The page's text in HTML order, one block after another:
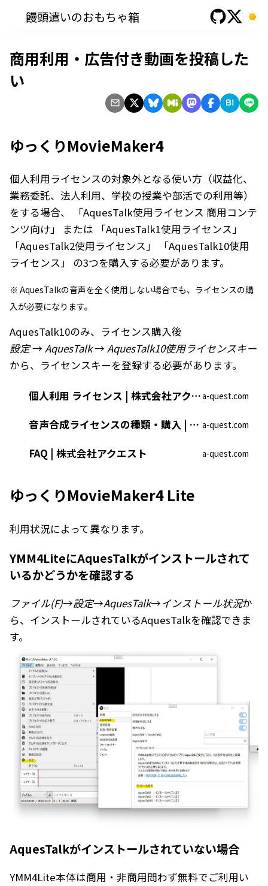
饅頭遣いのおもちゃ箱
商用利用・広告付き動画を投稿した
い
B!
ゆっくりMovieMaker4
個人利用ライセンスの対象外となる使い方（収益化、
業務委託、法人利用、学校の授業や部活での利用等）
をする場合、 「AquesTalk使用ライセンス 商用コンテ
ンツ向け」 または 「AquesTalk1使用ライセンス」
「AquesTalk2使用ライセンス」 「AquesTalk10使用
ライセンス」 の3つを購入する必要があります。
※ AquesTalkの音声を全く使用しない場合でも、ライセンスの購
入が必要になります。
AquesTalk10のみ、ライセンス購入後
設定→ AquesTalk→ AquesTalk10使用ライセンスキー
から、ライセンスキーを登録する必要があります。
個人利用 ライセンス | 株式会社アクエストa-quest.com
音声合成ライセンスの種類・購入 | 株式会社アクエスト a-quest.com
FAQ | 株式会社アクエスト a-quest.com
ゆっくりMovieMaker4 Lite
利用状況によって異なります。
YMM4LiteにAquesTalkがインストールされて
いるかどうかを確認する
ファイル(F)→設定→AquesTalk→インストール状況か
ら、インストールされているAquesTalkを確認できま
す。
AquesTalkがインストールされていない場合
YMM4Lite本体は商用・非商用問わず無料でご利用い